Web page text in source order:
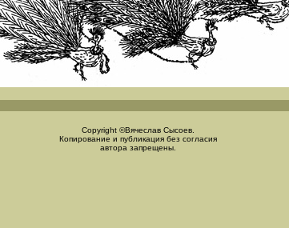
Copyright ©Вячеслав Сысоев.
Копирование и публикация без согласия
автора запрещены.